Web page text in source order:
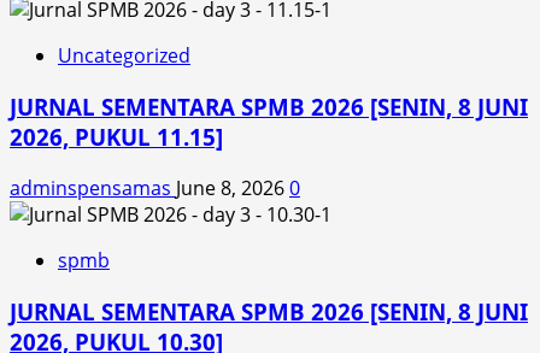
Uncategorized
JURNAL SEMENTARA SPMB 2026 [SENIN, 8 JUNI
2026, PUKUL 11.15]
adminspensamas June 8, 20260
spmb
JURNAL SEMENTARA SPMB 2026 [SENIN, 8 JUNI
2026, PUKUL 10.30]